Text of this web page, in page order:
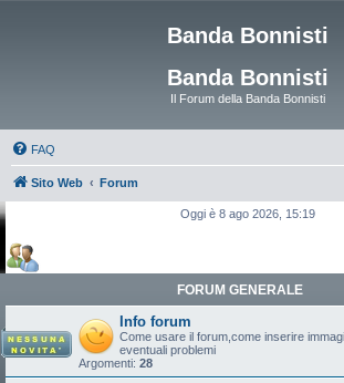
Banda Bonnisti
Banda Bonnisti
Il Forum della Banda Bonnisti
FAQ
Sito Web Forum
Oggi è 8 ago 2026, 15:19
FORUM GENERALE
Info forum
Come usare il forum,come inserire
eventuali problemi
Argomenti: 28